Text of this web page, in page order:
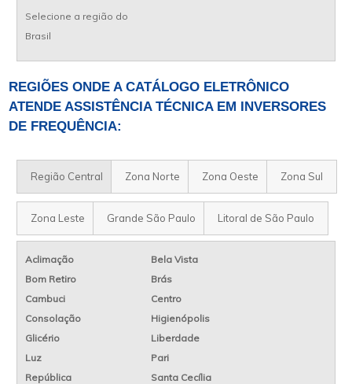
Selecione a região do
Brasil
REGIÕES ONDE A CATÁLOGO ELETRÔNICO
ATENDE ASSISTÊNCIA TÉCNICA EM INVERSORES
DE FREQUÊNCIA:
Região Central Zona Norte Zona Oeste Zona Sul
Zona Leste Grande São Paulo Litoral de São Paulo
Aclimação
Bela Vista
Bom Retiro
Brás
Cambuci
Centro
Consolação
Higienópolis
Glicério
Liberdade
Luz
Pari
República
Santa Cecília